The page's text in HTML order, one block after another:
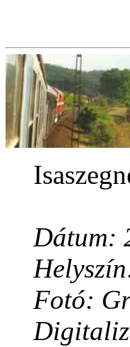
Dátum:
Fotó: